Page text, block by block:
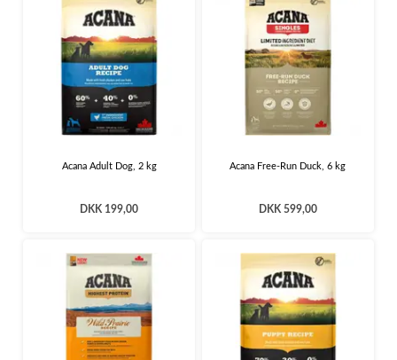
Acana Adult Dog, 2 kg
DKK 199,00
Acana Free-Run Duck, 6 kg
DKK 599,00